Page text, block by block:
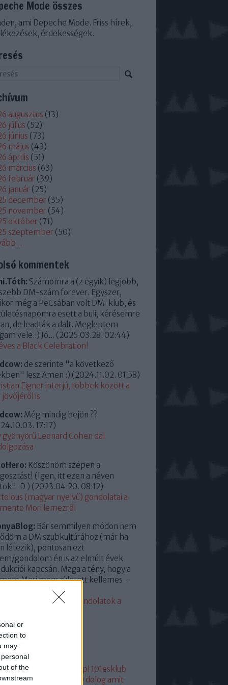
or
to
may
of the
Mode összes
ami Depeche Mode. Friss hírek,
érdekességek.
augusztus (13)
július (52)
június (73)
május (43)
április (51)
március (63)
február (39)
január (25)
december (35)
november (54)
október (71)
szeptember (50)
...
kommentek
Számomra a (z egyik) legjobb,
DM-szám forever. Egyszer,
még a PeCsában volt DM-klub, és
esett a buli, kérésemre
de leadták a dalt. Megleptem
vele.:) Jó... (2025.03.28. 02:44)
a Black Celebration!
de szerinte "a következő
lesz Amen :) (2024.11.02. 01:58)
Eigner interjú, többek között a
jövőjéről is
Még mindig bejön ??
17:17)
gyönyörű Leonard Cohen dal
Köszönöm szépen a
(Igen, itt ezen a néven
:D ) (2023.04.20. 08:12)
(magyar nyelvű) gondolatai a
Mori lemezről
Bár semmilyen módon nem
a DM szubkultúrához (már ha
létezik), pontosan ezt
gondolom én is az elmúlt évek
kapcsán. Maga a tény, hogy a
Mori megszületett kellemes...
15:35)
eddigi leggyengébb. Gondolatok a
20
1 1+2101 101dm.pl 101esklub
101 hang
10 dolog amit